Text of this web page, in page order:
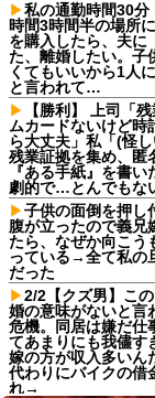
私の通勤時間30分
時間3時間半の場所
を購入したら、夫に
た、離婚したい。子
くてもいいから1人
と言われて…
【勝利】 上司「
ムカードないけど時
ら大丈夫」私「(怪
残業証拠を集め、匿
『ある手紙』を書
劇的で…とんでもな
子供の面倒を押し
腹が立ったので義兄
たら、なぜか向こう
っている→全て私の
だった
2/2【クズ男】こ
婚の意味がないと言
危機。同居は嫌だ仕
てあまりにも我儘す
嫁の方が収入多いん
代わりにバイクの借
れ→